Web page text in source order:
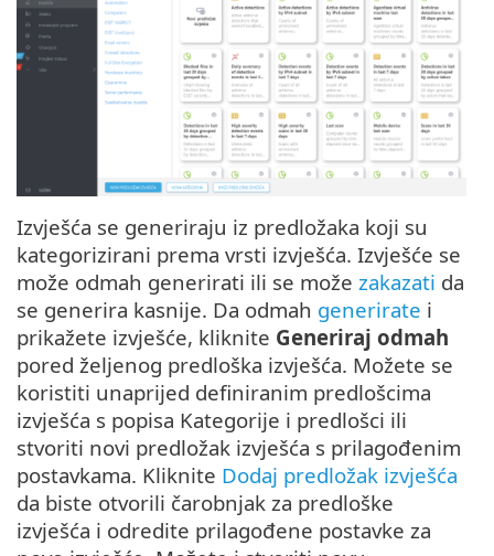
Izvješća se generiraju iz predložaka koji su
kategorizirani prema vrsti izvješća. Izvješće se
može odmah generirati ili se može zakazati da
se generira kasnije. Da odmah generirate i
prikažete izvješće, kliknite Generiraj odmah
pored željenog predloška izvješća. Možete se
koristiti unaprijed definiranim predlošcima
izvješća s popisa Kategorije i predlošci ili
stvoriti novi predložak izvješća s prilagođenim
postavkama. Kliknite Dodaj predložak izvješća
da biste otvorili čarobnjak za predloške
izvješća i odredite prilagođene postavke za